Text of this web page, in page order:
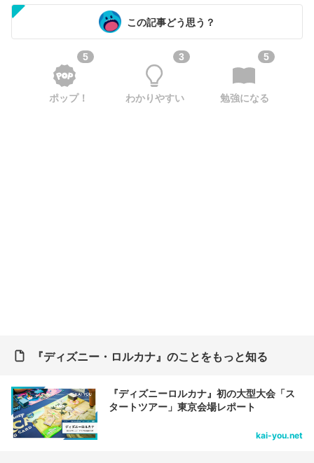
この記事どう思う？
5
ポップ！
3
わかりやすい
5
勉強になる
『ディズニー・ロルカナ』のことをもっと知る
『ディズニーロルカナ』初の大型大会「ス
タートツアー」東京会場レポート
kai-you.net